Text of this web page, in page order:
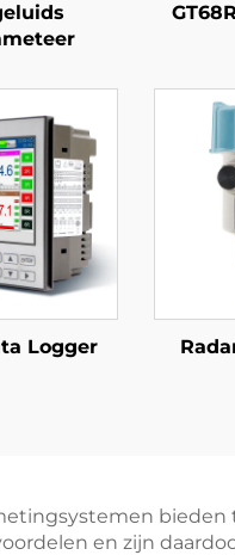
Logger
bieden
en zijn